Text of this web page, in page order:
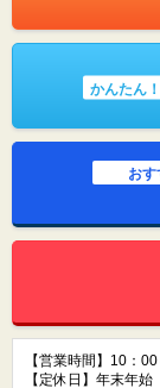
かんたん！
お
【営業時間】10：
【定休日】年末年